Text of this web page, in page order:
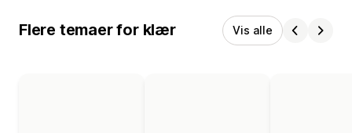
Flere temaer for klær Vis alle